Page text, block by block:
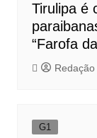
Tirulipa é
“Farofa
Redação
G1